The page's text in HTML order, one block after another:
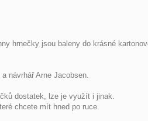
hrnečky jsou baleny do krásné
návrhář Arne Jacobsen.
dostatek, lze je využít i jinak.
chcete mít hned po ruce.